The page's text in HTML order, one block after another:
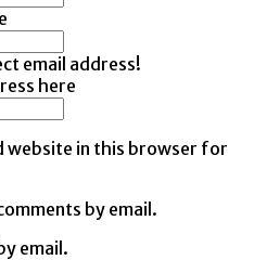
email address!
here
website in this browser for
by email.
email.